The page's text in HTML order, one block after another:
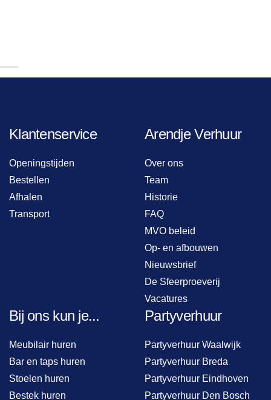
Klantenservice
Openingstijden
Bestellen
Afhalen
Transport
Arendje Verhuur
Over ons
Team
Historie
FAQ
MVO beleid
Op- en afbouwen
Nieuwsbrief
De Sfeerproeverij
Vacatures
Bij ons kun je...
Meubilair huren
Bar en taps huren
Stoelen huren
Bestek huren
Partyverhuur
Partyverhuur Waalwijk
Partyverhuur Breda
Partyverhuur Eindhoven
Partyverhuur Den Bosch